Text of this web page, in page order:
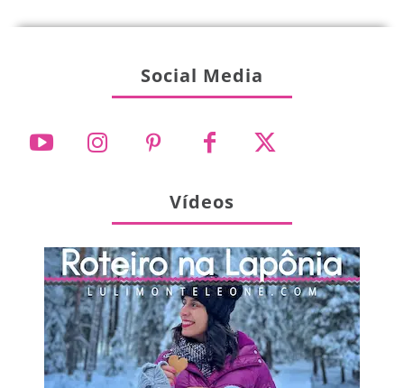
Social Media
Vídeos